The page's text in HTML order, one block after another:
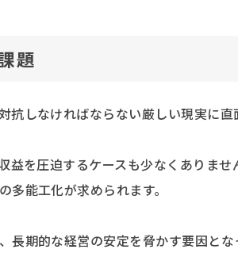
題
抗しなければならない厳しい現実に直
益を圧迫するケースも少なくありませ
能工化が求められます。
長期的な経営の安定を脅かす要因とな